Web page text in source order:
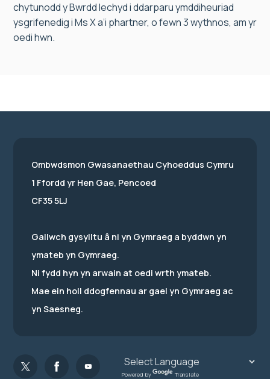
chytunodd y Bwrdd Iechyd i ddarparu ymddiheuriad
ysgrifenedig i Ms X a’i phartner, o fewn 3 wythnos, am yr
oedi hwn.
Ombwdsmon Gwasanaethau Cyhoeddus Cymru
1 Ffordd yr Hen Gae, Pencoed
CF35 5LJ
Gallwch gysylltu â ni yn Gymraeg a byddwn yn
ymateb yn Gymraeg.
Ni fydd hyn yn arwain at oedi wrth ymateb.
Mae ein holl ddogfennau ar gael yn Gymraeg ac
yn Saesneg.
Powered by Translate